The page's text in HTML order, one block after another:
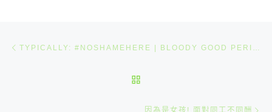
因為是女孩! 面對同工不同酬